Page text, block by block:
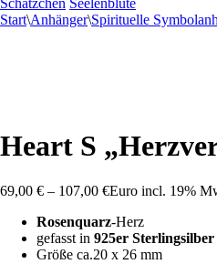
Schätzchen Seelenblüte
Start\Anhänger\Spirituelle
Heart S
69,00 € – 107,00 €Euro incl. 19%
Rosenquarz-Herz
gefasst in 925er Sterlingsilber
Größe ca.20 x 26 mm